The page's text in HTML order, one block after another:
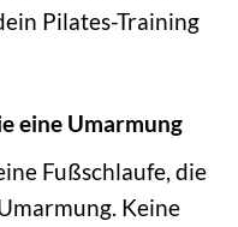
Pilates-Training
eine Umarmung
Fußschlaufe, die
Keine